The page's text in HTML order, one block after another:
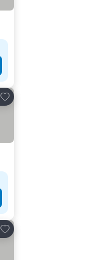
Dodati u favorite
Dodati u favorite